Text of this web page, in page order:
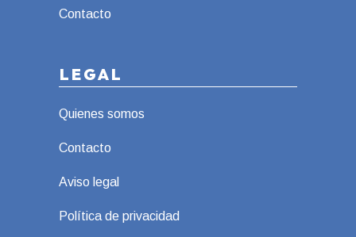
Contacto
LEGAL
Quienes somos
Contacto
Aviso legal
Política de privacidad